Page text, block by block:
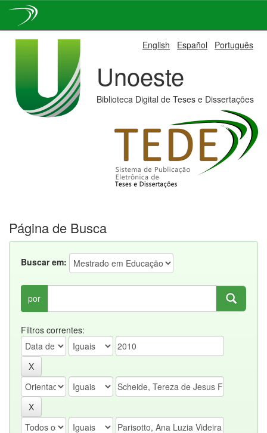
English Español Português
Unoeste
Biblioteca Digital de Teses e Dissertações
Página de Busca
Buscar em:
por
Filtros correntes: